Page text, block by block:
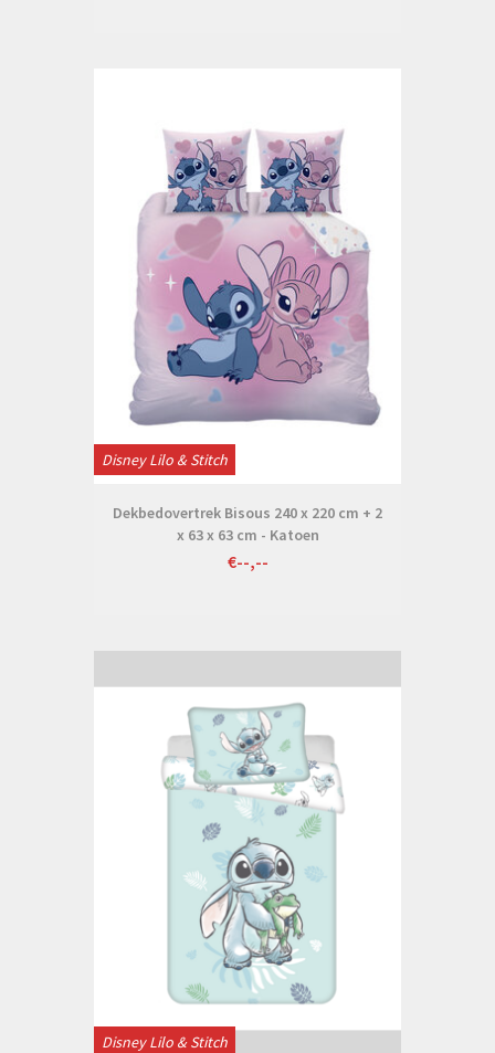
Disney Lilo & Stitch
Dekbedovertrek Bisous 240 x 220 cm + 2
x 63 x 63 cm - Katoen
€--,--
Disney Lilo & Stitch